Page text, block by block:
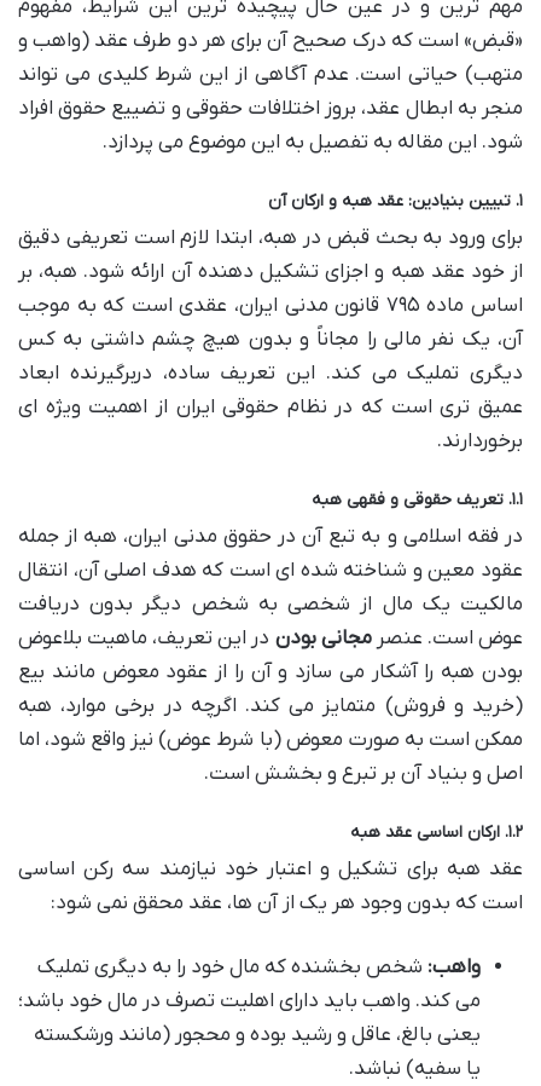
مهم ترین و در عین حال پیچیده ترین این شرایط، مفهوم
«قبض» است که درک صحیح آن برای هر دو طرف عقد (واهب و
متهب) حیاتی است. عدم آگاهی از این شرط کلیدی می تواند
منجر به ابطال عقد، بروز اختلافات حقوقی و تضییع حقوق افراد
شود. این مقاله به تفصیل به این موضوع می پردازد.
۱. تبیین بنیادین: عقد هبه و ارکان آن
برای ورود به بحث قبض در هبه، ابتدا لازم است تعریفی دقیق
از خود عقد هبه و اجزای تشکیل دهنده آن ارائه شود. هبه، بر
اساس ماده ۷۹۵ قانون مدنی ایران، عقدی است که به موجب
آن، یک نفر مالی را مجاناً و بدون هیچ چشم داشتی به کس
دیگری تملیک می کند. این تعریف ساده، دربرگیرنده ابعاد
عمیق تری است که در نظام حقوقی ایران از اهمیت ویژه ای
برخوردارند.
۱.۱. تعریف حقوقی و فقهی هبه
در فقه اسلامی و به تبع آن در حقوق مدنی ایران، هبه از جمله
عقود معین و شناخته شده ای است که هدف اصلی آن، انتقال
مالکیت یک مال از شخصی به شخص دیگر بدون دریافت
عوض است. عنصرمجانی بودن در این تعریف، ماهیت بلاعوض
بودن هبه را آشکار می سازد و آن را از عقود معوض مانند بیع
(خرید و فروش) متمایز می کند. اگرچه در برخی موارد، هبه
ممکن است به صورت معوض (با شرط عوض) نیز واقع شود، اما
اصل و بنیاد آن بر تبرع و بخشش است.
۱.۲. ارکان اساسی عقد هبه
عقد هبه برای تشکیل و اعتبار خود نیازمند سه رکن اساسی
است که بدون وجود هر یک از آن ها، عقد محقق نمی شود:
واهب: شخص بخشنده که مال خود را به دیگری تملیک
می کند. واهب باید دارای اهلیت تصرف در مال خود باشد؛
یعنی بالغ، عاقل و رشید بوده و محجور (مانند ورشکسته
یا سفیه) نباشد.